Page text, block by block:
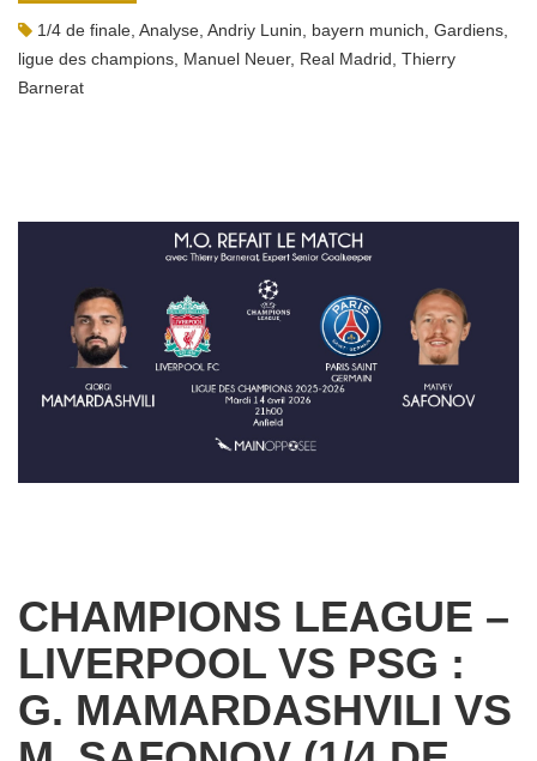
1/4 de finale Analyse Andriy Lunin bayern munich Gardiens
ligue des champions Manuel Neuer, Real Madrid Thierry
Barnerat
CHAMPIONS LEAGUE –
LIVERPOOL VS PSG :
G. MAMARDASHVILI VS